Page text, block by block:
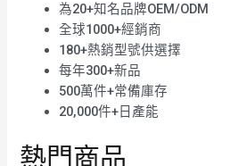
為20+知名品牌OEM/ODM
全球1000+經銷商
180+熱銷型號供選擇
每年300+新品
500萬件+常備庫存
20,000件+日產能
熱門商品